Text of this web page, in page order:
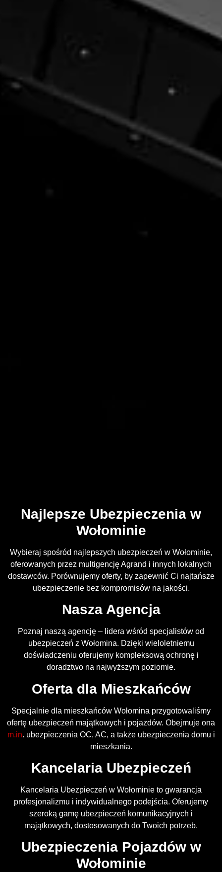
Najlepsze Ubezpieczenia w
Wołominie
Wybieraj spośród najlepszych ubezpieczeń w Wołominie,
oferowanych przez multigencję Agrand i innych lokalnych
dostawców. Porównujemy oferty, by zapewnić Ci najtańsze
ubezpieczenie bez kompromisów na jakości.
Nasza Agencja
Poznaj naszą agencję – lidera wśród specjalistów od
ubezpieczeń z Wołomina. Dzięki wieloletniemu
doświadczeniu oferujemy kompleksową ochronę i
doradztwo na najwyższym poziomie.
Oferta dla Mieszkańców
Specjalnie dla mieszkańców Wołomina przygotowaliśmy
ofertę ubezpieczeń majątkowych i pojazdów. Obejmuje ona
m.in. ubezpieczenia OC, AC, a także ubezpieczenia domu i
mieszkania.
Kancelaria Ubezpieczeń
Kancelaria Ubezpieczeń w Wołominie to gwarancja
profesjonalizmu i indywidualnego podejścia. Oferujemy
szeroką gamę ubezpieczeń komunikacyjnych i
majątkowych, dostosowanych do Twoich potrzeb.
Ubezpieczenia Pojazdów w
Wołominie